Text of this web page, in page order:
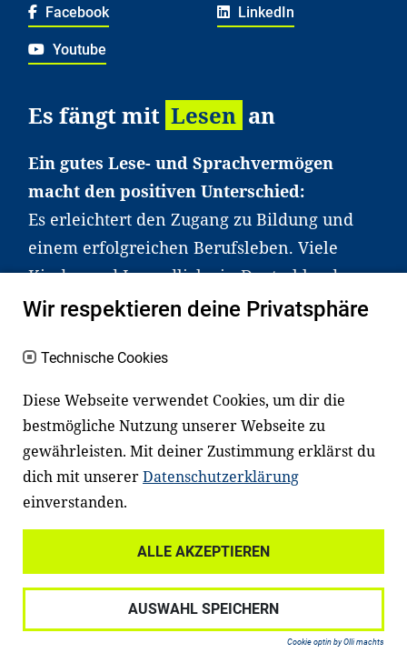
Facebook LinkedIn
Youtube
Es fängt mit Lesen an
Ein gutes Lese- und Sprachvermögen
macht den positiven Unterschied:
Es erleichtert den Zugang zu Bildung und
einem erfolgreichen Berufsleben. Viele
Kinder und Jugendliche in Deutschland
haben aber große Schwierigkeiten dabei.
an Familien sowie an Erzieher*innen,
Lehrer*innen und andere
Fachexpert*innen. Dafür arbeiten wir eng
mit Ministerien, wissenschaftlichen
Einrichtungen, Verbänden, Unternehmen
und anderen Stiftungen zusammen.
Datenschutz
Haftungsausschluss
Impressum
Wir respektieren deine Privatsphäre
Technische Cookies
Diese Webseite verwendet Cookies, um dir die
bestmögliche Nutzung unserer Webseite zu
gewährleisten. Mit deiner Zustimmung erklärst du
dich mit unsererDatenschutzerklärung
einverstanden.
ALLE AKZEPTIEREN
AUSWAHL SPEICHERN
Cookie optin by Olli machts